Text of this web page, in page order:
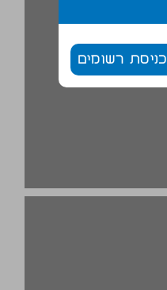
כניסת רשומים